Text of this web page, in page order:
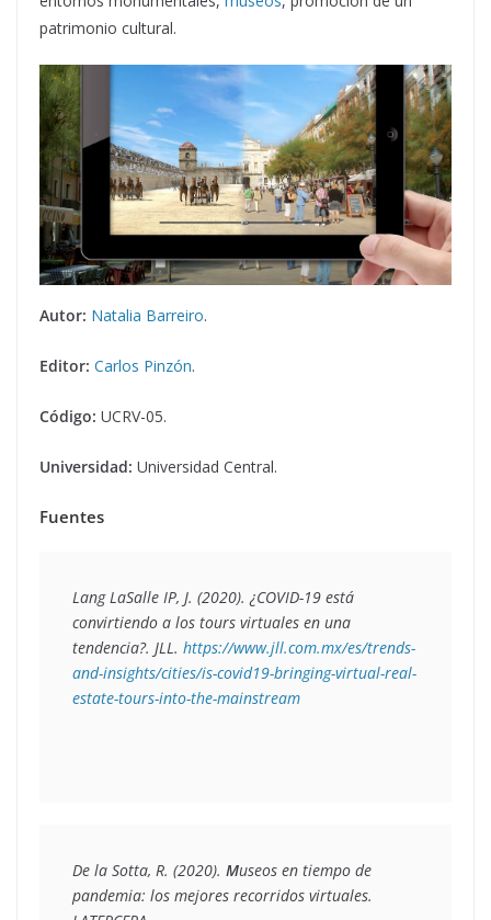
patrimonio cultural.
Autor: Natalia Barreiro.
Editor: Carlos Pinzón.
Código: UCRV-05.
Universidad: Universidad Central.
Fuentes
Lang LaSalle IP, J. (2020). ¿COVID-19 está
convirtiendo a los tours virtuales en una
tendencia?. JLL. https://www.jll.com.mx/es/trends-
and-insights/cities/is-covid19-bringing-virtual-real-
estate-tours-into-the-mainstream
De la Sotta, R. (2020). Museos en tiempo de